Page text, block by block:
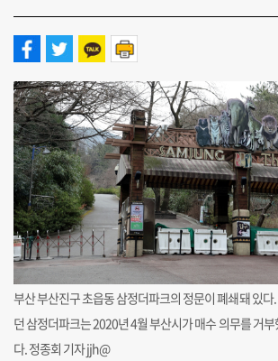
부산 부산진구 초읍동 삼정더파크의 정문이 폐쇄돼 있다
던 삼정더파크는 2020년 4월 부산시가 매수 의무를 거
다. 정종회 기자 jjh@